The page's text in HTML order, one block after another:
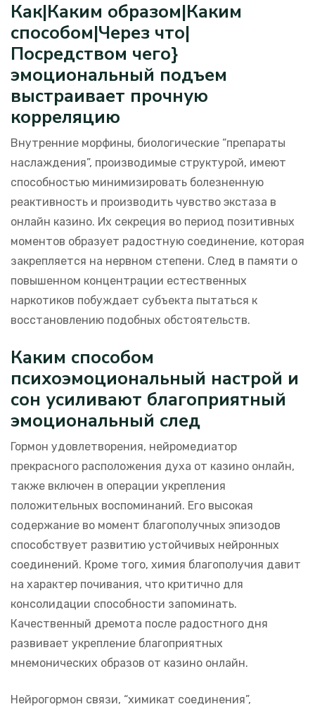
Как|Каким образом|Каким
способом|Через что|
Посредством чего}
эмоциональный подъем
выстраивает прочную
корреляцию
Внутренние морфины, биологические “препараты
наслаждения”, производимые структурой, имеют
способностью минимизировать болезненную
реактивность и производить чувство экстаза в
онлайн казино. Их секреция во период позитивных
моментов образует радостную соединение, которая
закрепляется на нервном степени. След в памяти о
повышенном концентрации естественных
наркотиков побуждает субъекта пытаться к
восстановлению подобных обстоятельств.
Каким способом
психоэмоциональный настрой и
сон усиливают благоприятный
эмоциональный след
Гормон удовлетворения, нейромедиатор
прекрасного расположения духа от казино онлайн,
также включен в операции укрепления
положительных воспоминаний. Его высокая
содержание во момент благополучных эпизодов
способствует развитию устойчивых нейронных
соединений. Кроме того, химия благополучия давит
на характер почивания, что критично для
консолидации способности запоминать.
Качественный дремота после радостного дня
развивает укрепление благоприятных
мнемонических образов от казино онлайн.
Нейрогормон связи, “химикат соединения”,